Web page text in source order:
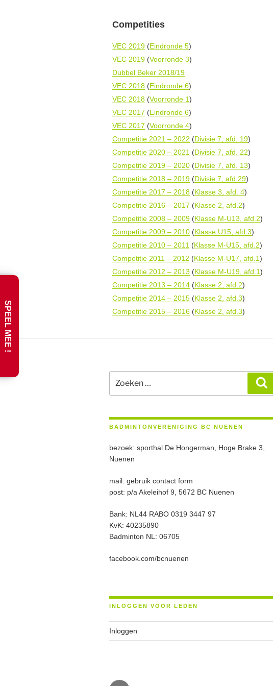
Competities
VEC 2019 (Eindronde 5)
VEC 2019 (Voorronde 3)
Dubbel Beker 2018/19
VEC 2018 (Eindronde 6)
VEC 2018 (Voorronde 1)
VEC 2017 (Eindronde 6)
VEC 2017 (Voorronde 4)
Competitie 2021 – 2022 (Divisie 7, afd. 19)
Competitie 2020 – 2021 (Divisie 7, afd. 22)
Competitie 2019 – 2020 (Divisie 7, afd. 13)
Competitie 2018 – 2019 (Divisie 7, afd.29)
Competitie 2017 – 2018 (Klasse 3, afd. 4)
Competitie 2016 – 2017 (Klasse 2, afd.2)
Competitie 2008 – 2009 (Klasse M-U13, afd.2)
Competitie 2009 – 2010 (Klasse U15, afd.3)
Competitie 2010 – 2011 (Klasse M-U15, afd.2)
Competitie 2011 – 2012 (Klasse M-U17, afd.1)
Competitie 2012 – 2013 (Klasse M-U19, afd.1)
Competitie 2013 – 2014 (Klasse 2, afd.2)
Competitie 2014 – 2015 (Klasse 2, afd.3)
Competitie 2015 – 2016 (Klasse 2, afd.3)
naar:
BADMINTONVERENIGING BC NUENEN
bezoek: sporthal De Hongerman, Hoge Brake 3,
Nuenen
mail: gebruik contact form
post: p/a Akeleihof 9, 5672 BC Nuenen
Bank: NL44 RABO 0319 3447 97
KvK: 40235890
Badminton NL: 06705
facebook.com/bcnuenen
INLOGGEN VOOR LEDEN
Inloggen
SPEEL MEE !